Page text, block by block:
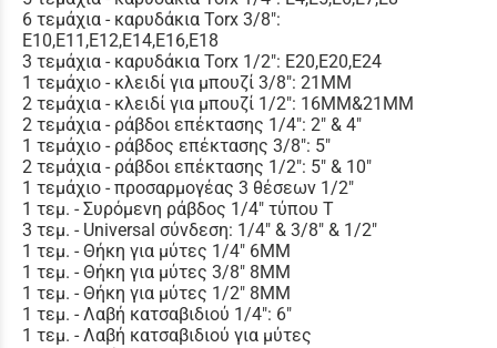
6 τεμάχια - καρυδάκια Torx 3/8":
E10,E11,E12,E14,E16,E18
3 τεμάχια - καρυδάκια Torx 1/2": E20,E20,E24
1 τεμάχιο - κλειδί για μπουζί 3/8": 21MM
2 τεμάχια - κλειδί για μπουζί 1/2": 16MM&21MM
2 τεμάχια - ράβδοι επέκτασης 1/4": 2" & 4"
1 τεμάχιο - ράβδος επέκτασης 3/8": 5"
2 τεμάχια - ράβδοι επέκτασης 1/2": 5" & 10"
1 τεμάχιο - προσαρμογέας 3 θέσεων 1/2"
1 τεμ. - Συρόμενη ράβδος 1/4" τύπου Τ
3 τεμ. - Universal σύνδεση: 1/4" & 3/8" & 1/2"
1 τεμ. - Θήκη για μύτες 1/4" 6MM
1 τεμ. - Θήκη για μύτες 3/8" 8MM
1 τεμ. - Θήκη για μύτες 1/2" 8MM
1 τεμ. - Λαβή κατσαβιδιού 1/4": 6"
1 τεμ. - Λαβή κατσαβιδιού για μύτες